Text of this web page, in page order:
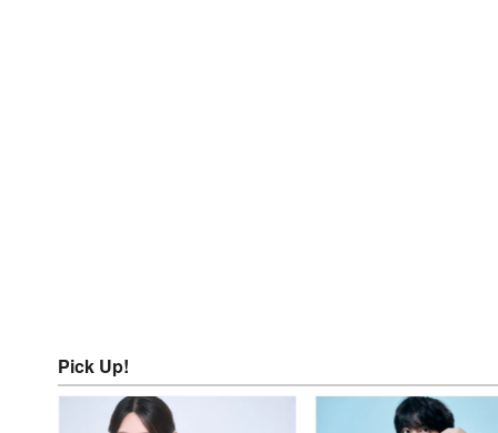
Pick Up!